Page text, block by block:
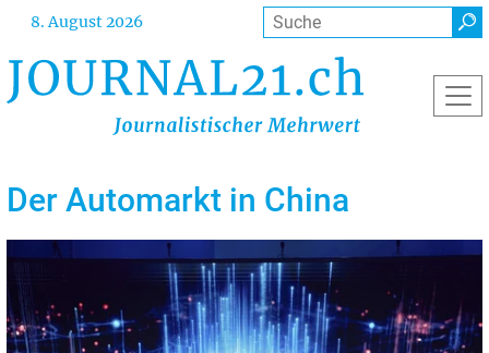
Direkt
Inhalt
8. August 2026 Suche
Der Automarkt in China